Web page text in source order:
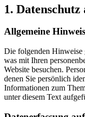
1.
Allgemeine
Die folgenden Hinweise
was mit Ihren
Website besuchen.
denen Sie persönlich
Informationen zum
unter diesem Text